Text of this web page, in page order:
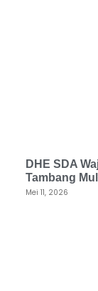
DHE SDA
Tambang
Mei 11, 2026